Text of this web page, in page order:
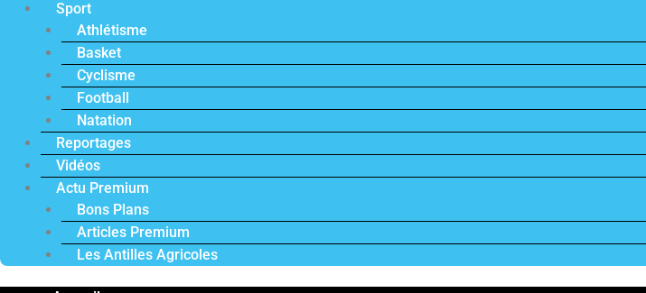
Sport
Athlétisme
Basket
Cyclisme
Football
Natation
Reportages
Vidéos
Actu Premium
Bons Plans
Articles Premium
Les Antilles Agricoles